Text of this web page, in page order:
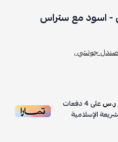
اسود مع ستراس
جوتشي ,
على4دفعات
الإسلامية